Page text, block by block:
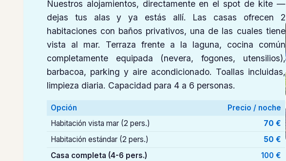
Nuestros alojamientos, directamente en el spot de kite —
dejas tus alas y ya estás allí. Las casas ofrecen 2
habitaciones con baños privativos, una de las cuales tiene
vista al mar. Terraza frente a la laguna, cocina común
completamente equipada (nevera, fogones, utensilios),
barbacoa, parking y aire acondicionado. Toallas incluidas,
limpieza diaria. Capacidad para 4 a 6 personas.
Opción
Precio / noche
Habitación vista mar (2 pers.)
70 €
Habitación estándar (2 pers.)
50 €
Casa completa (4-6 pers.)
100 €